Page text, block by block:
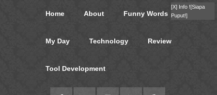
Home About Funny Words
My Day Technology Review
Tool Development
[X] Info ![Siapa
Puput!]